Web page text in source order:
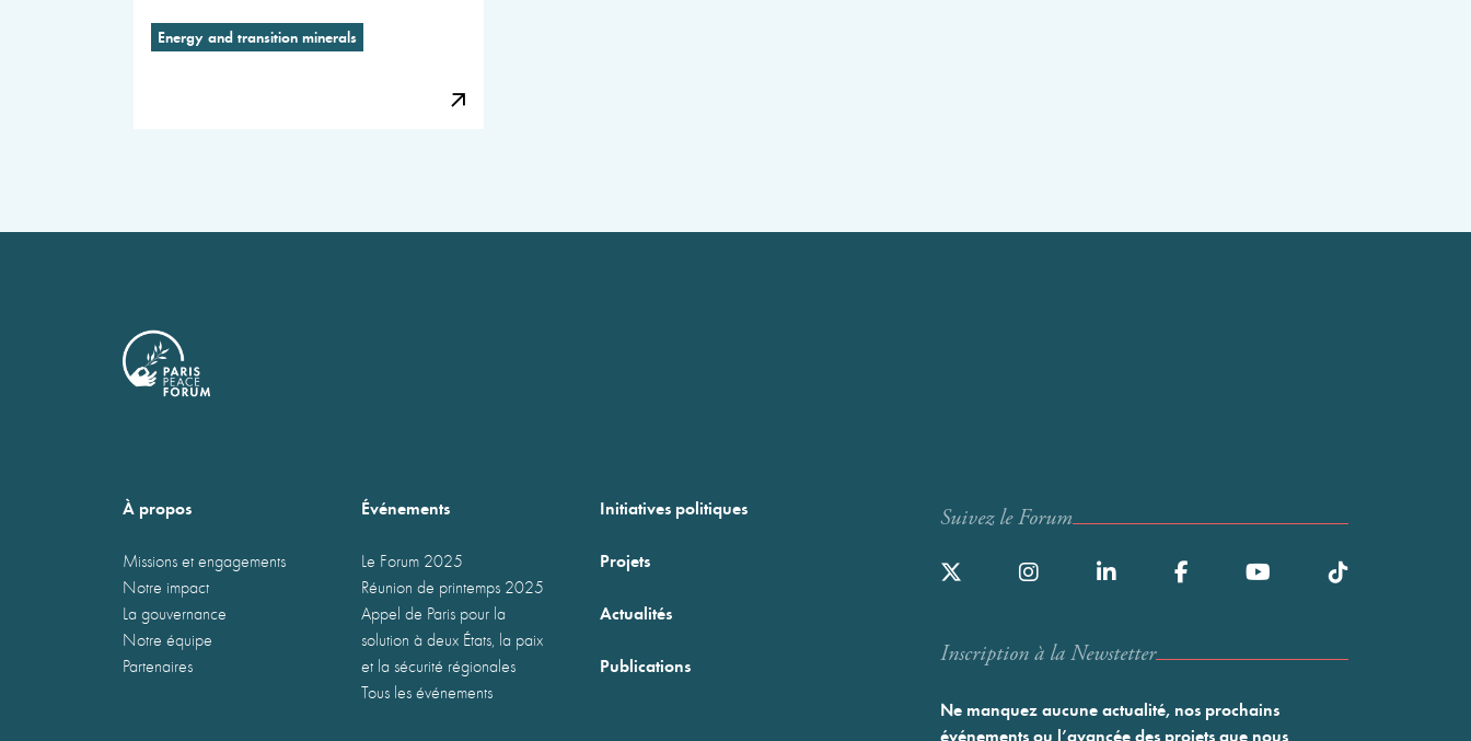
Energy and transition minerals
À propos
Missions et engagements
Notre impact
La gouvernance
Notre équipe
Partenaires
Événements
Le Forum 2025
Réunion de printemps 2025
Appel de Paris pour la
solution à deux États, la paix
et la sécurité régionales
Tous les événements
Initiatives politiques
Projets
Actualités
Publications
Suivez le Forum
Inscription à la Newstetter
Ne manquez aucune actualité, nos prochains
événements ou l’avancée des projets que nous